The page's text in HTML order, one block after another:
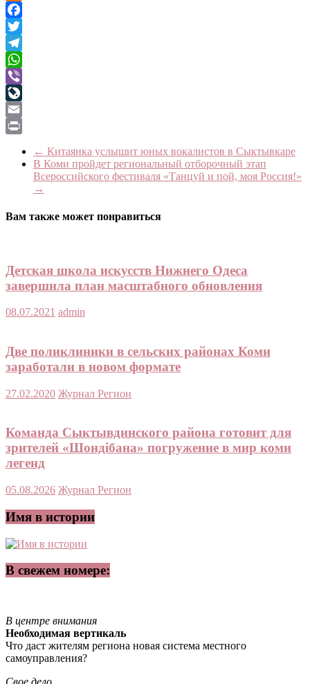
Odnoklassniki
Facebook
Twitter
Telegram
WhatsApp
Viber
LiveJournal
Email
← Китаянка услышит юных вокалистов в Сыктывкаре
В Коми пройдет региональный отборочный этап
Всероссийского фестиваля «Танцуй и пой, моя Россия!»
→
Вам также может понравиться
Детская школа искусств Нижнего Одеса
завершила план масштабного обновления
08.07.2021 admin
Две поликлиники в сельских районах Коми
заработали в новом формате
27.02.2020 Журнал Регион
Команда Сыктывдинского района готовит для
зрителей «Шондібана» погружение в мир коми
легенд
05.08.2026 Журнал Регион
Имя в истории
В свежем номере:
В центре внимания
Необходимая вертикаль
Что даст жителям региона новая система местного
самоуправления?
Свое дело